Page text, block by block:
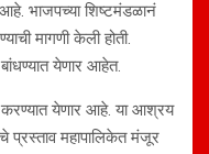
भाजपच्या शिष्टमंडळानं
मागणी केली होती.
येणार आहेत.
करण्यात येणार आहे. या आश्रय
प्रस्ताव महापालिकेत मंजूर